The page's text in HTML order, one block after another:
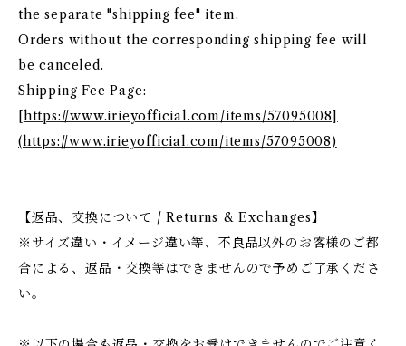
the separate "shipping fee" item.
Orders without the corresponding shipping fee will
be canceled.
Shipping Fee Page:
[https://www.irieyofficial.com/items/57095008]
(https://www.irieyofficial.com/items/57095008)
【返品、交換について / Returns & Exchanges】
※サイズ違い・イメージ違い等、不良品以外のお客様のご都
合による、返品・交換等はできませんので予めご了承くださ
い。